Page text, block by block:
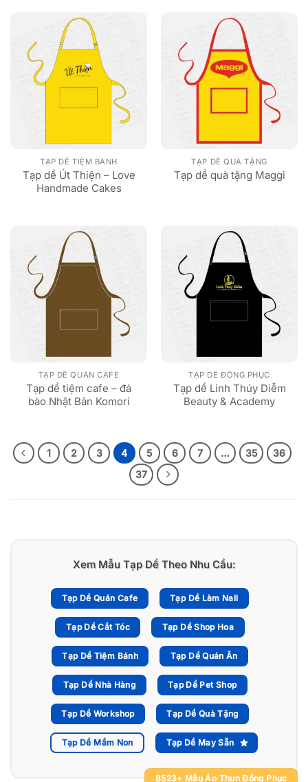
TẠP DỀ TIỆM BÁNH
Tạp dề Út Thiện – Love
Handmade Cakes
TẠP DỀ QUÀ TẶNG
Tạp dề quà tặng Maggi
TẠP DỀ QUÁN CAFE
Tạp dề tiệm cafe – đá
bào Nhật Bản Komori
TẠP DỀ ĐỒNG PHỤC
Tạp dề Linh Thúy Diễm
Beauty & Academy
1 2 3 4 5 6 7 … 35
36
37
Xem Mẫu Tạp Dề Theo Nhu Cầu:
Tạp Dề Quán Cafe Tạp Dề Làm Nail
Tạp Dề Cắt Tóc Tạp Dề Shop Hoa
Tạp Dề Tiệm Bánh Tạp Dề Quán Ăn
Tạp Dề Nhà Hàng Tạp Dề Pet Shop
Tạp Dề Workshop Tạp Dề Quà Tặng
Tạp Dề Mầm Non Tạp Dề May Sẵn
8523+ Mẫu Áo Thun Đồng Phục